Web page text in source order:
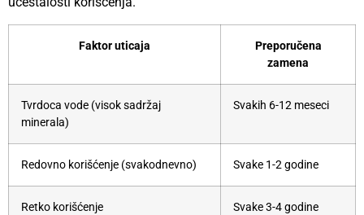
Faktor uticaja
Preporučena
zamena
Tvrdoca vode (visok sadržaj
minerala)
Svakih 6-12 meseci
Redovno korišćenje (svakodnevno) Svake 1-2 godine
Retko korišćenje Svake 3-4 godine